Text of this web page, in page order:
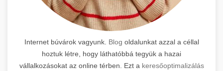
Internet búvárok vagyunk. Blog oldalunkat azzal a céllal
hoztuk létre, hogy láthatóbbá tegyük a hazai
vállalkozásokat az online térben. Ezt a keresőoptimalizálás